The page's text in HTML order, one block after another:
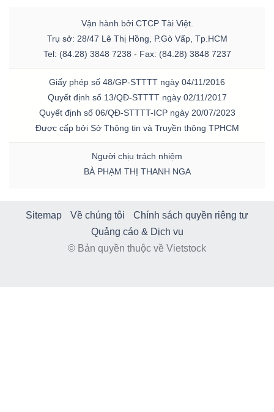
Vận hành bởi CTCP Tài Việt.
Trụ sở: 28/47 Lê Thị Hồng, P.Gò Vấp, Tp.HCM
Tel: (84.28) 3848 7238 - Fax: (84.28) 3848 7237
Giấy phép số 48/GP-STTTT ngày 04/11/2016
Quyết định số 13/QĐ-STTTT ngày 02/11/2017
Quyết định số 06/QĐ-STTTT-ICP ngày 20/07/2023
Được cấp bởi Sở Thông tin và Truyền thông TPHCM
Người chịu trách nhiệm
BÀ PHẠM THỊ THANH NGA
Sitemap Về chúng tôi
Chính sách quyền riêng tư
Quảng cáo & Dịch vụ
© Bản quyền thuộc về Vietstock